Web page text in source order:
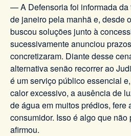
— A Defensoria foi informada da
de janeiro pela manhã e, desde
buscou soluções junto à
sucessivamente anunciou
concretizaram. Diante desse
alternativa senão recorrer ao
é um serviço público essencial
calor excessivo, a ausência de
de água em muitos prédios, fere
consumidor. Isso é algo que
afirmou.